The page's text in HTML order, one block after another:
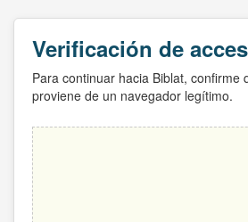
Verificación de
Para continuar hacia Biblat, confirme
proviene de un navegador legítimo.